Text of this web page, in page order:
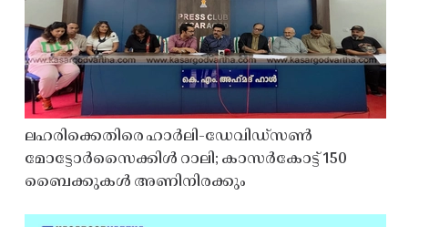
ലഹരിക്കെതിരെ ഹാർലി-ഡേവിഡ്‌സൺ
മോട്ടോർസൈക്കിൾ റാലി; കാസർകോട്ട് 150
ബൈക്കുകൾ അണിനിരക്കും